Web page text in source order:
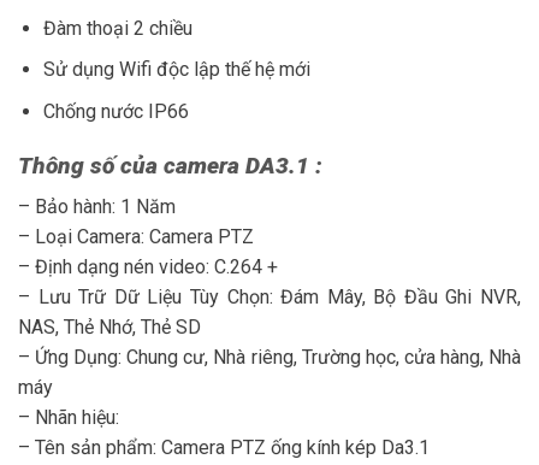
Đàm thoại 2 chiều
Sử dụng Wifi độc lập thế hệ mới
Chống nước IP66
Thông số của camera DA3.1 :
– Bảo hành: 1 Năm
– Loại Camera: Camera PTZ
– Định dạng nén video: C.264 +
– Lưu Trữ Dữ Liệu Tùy Chọn: Đám Mây, Bộ Đầu Ghi NVR,
NAS, Thẻ Nhớ, Thẻ SD
– Ứng Dụng: Chung cư, Nhà riêng, Trường học, cửa hàng, Nhà
máy
– Nhãn hiệu:
– Tên sản phẩm: Camera PTZ ống kính kép Da3.1